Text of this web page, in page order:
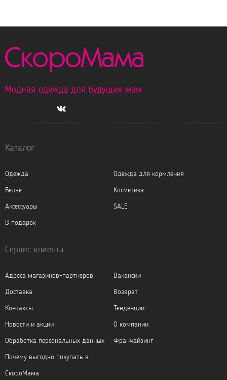
Модная одежда для будущих мам
Каталог
Одежда
Одежда для кормления
Бельё
Косметика
Аксессуары
SALE
В подарок
Сервис клиента
Адреса магазинов-партнеров
Вакансии
Доставка
Возврат
Контакты
Тенденции
Новости и акции
О компании
Обработка персональных данных
Франчайзинг
Почему выгодно покупать в
СкороМама